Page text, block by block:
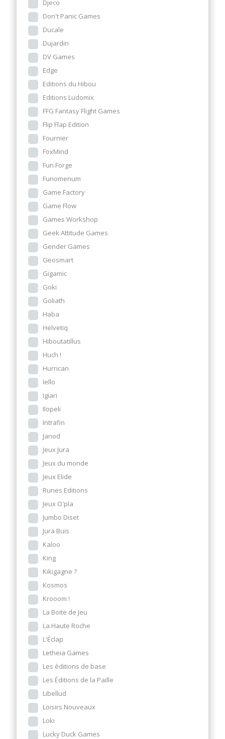
Djeco
Don't Panic Games
Ducale
Dujardin
DV Games
Edge
Editions du Hibou
Editions Ludomix
FFG Fantasy Flight Games
Flip Flap Edition
Fournier
FoxMind
Fun Forge
Funomenum
Game Factory
Game Flow
Games Workshop
Geek Attitude Games
Gender Games
Geosmart
Gigamic
Goki
Goliath
Haba
Helvetiq
Hiboutatillus
Huch !
Hurrican
Iello
Igiari
Ilopeli
Intrafin
Janod
Jeux Jura
Jeux du monde
Jeux Elide
Runes Editions
Jeux O'pla
Jumbo Diset
Jura Buis
Kaloo
King
Kikigagne ?
Kosmos
Krooom !
La Boite de Jeu
La Haute Roche
L'Éclap
Letheia Games
Les éditions de base
Les Éditions de la Paille
Libellud
Loisirs Nouveaux
Loki
Lucky Duck Games